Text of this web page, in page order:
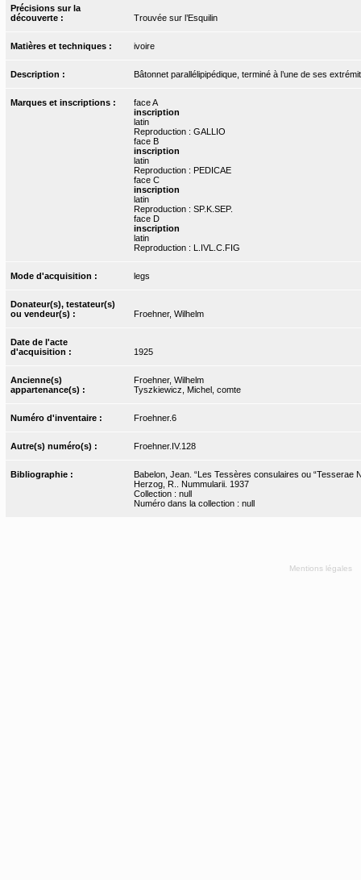
Précisions sur la
découverte :
Trouvée sur l’Esquilin
Matières et techniques : ivoire
Description : Bâtonnet parallélipipédique, terminé à l’une de ses
Marques et inscriptions :
face A
inscription
latin
Reproduction : GALLIO
face B
inscription
latin
Reproduction : PEDICAE
face C
inscription
latin
Reproduction : SP.K.SEP.
face D
inscription
latin
Reproduction : L.IVL.C.FIG
Mode d'acquisition : legs
Donateur(s), testateur(s)
ou vendeur(s) :
Froehner, Wilhelm
Date de l'acte
d'acquisition :
1925
Ancienne(s)
appartenance(s) :
Froehner, Wilhelm
Tyszkiewicz, Michel, comte
Numéro d'inventaire : Froehner.6
Autre(s) numéro(s) : Froehner.IV.128
Bibliographie :
Babelon, Jean. “Les Tessères consulaires ou “Tesserae
Herzog, R.. Nummularii. 1937
Collection : null
Numéro dans la collection : null
Mentions légales